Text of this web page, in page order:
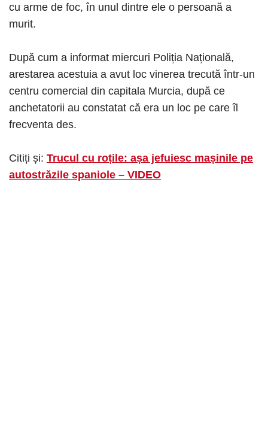
cu arme de foc, în unul dintre ele o persoană a
murit.
După cum a informat miercuri Poliția Națională,
arestarea acestuia a avut loc vinerea trecută într-un
centru comercial din capitala Murcia, după ce
anchetatorii au constatat că era un loc pe care îl
frecventa des.
Citiți și: Trucul cu roțile: așa jefuiesc mașinile pe
autostrăzile spaniole – VIDEO